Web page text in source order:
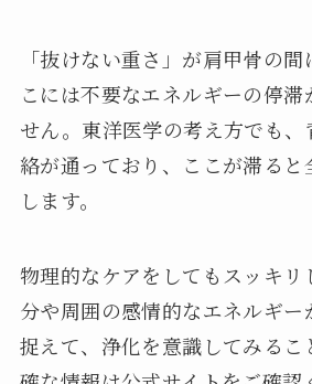
「抜けない重さ」が肩甲骨の
こには不要なエネルギーの停滞
せん。東洋医学の考え方でも
絡が通っており、ここが滞ると
します。
物理的なケアをしてもスッキリ
分や周囲の感情的なエネルギー
捉えて、浄化を意識してみるこ